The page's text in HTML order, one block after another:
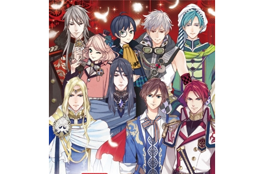
NARUTO-ナルト-放送形態TVアニメ
スケジュール2002年10月3日（木）
～2007年2月8日（木）テレビ東京系
話数全220話キャストうずまきナル
ト：竹内順子うちはサスケ：杉山紀
彰春野サクラ：中村千絵はたけカカ
シ：井上和彦うみのイルカ：関俊彦
木ノ葉丸：大谷育江三代目火影・猿
飛：柴田秀勝スタッフ原作：岸本斉
史（集英社「週刊少年ジャンプ」連
載）監督：伊達勇登シリーズ構成：
隅沢克之キャラクターデザイン：西
尾鉄也 鈴木博文美術：高田茂祝音